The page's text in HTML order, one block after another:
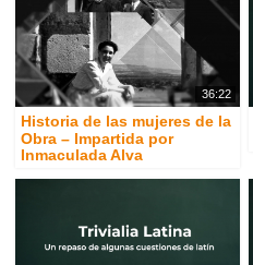
36:22
Historia de las mujeres de la
Obra – Impartida por
Inmaculada Alva